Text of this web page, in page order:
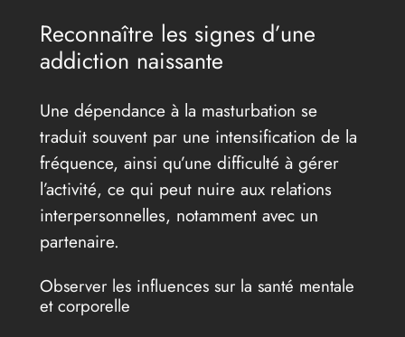
Reconnaître les signes d’une
addiction naissante
Une dépendance à la masturbation se
traduit souvent par une intensification de la
fréquence, ainsi qu’une difficulté à gérer
l’activité, ce qui peut nuire aux relations
interpersonnelles, notamment avec un
partenaire.
Observer les influences sur la santé mentale
et corporelle